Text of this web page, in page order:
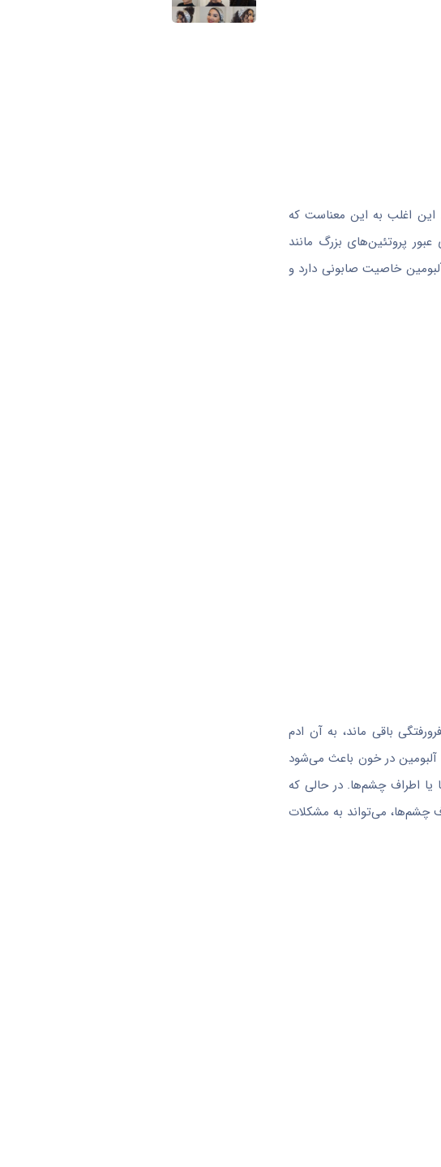
این اغلب به این معناست که
پروتئین‌های بزرگ مانند
خاصیت صابونی دارد و
اگر اثری از فرورفتگی باقی ماند، به آن ادم
آلبومین در خون باعث می‌شود
یا اطراف چشم‌ها. در حالی که
چشم‌ها، می‌تواند به مشکلات